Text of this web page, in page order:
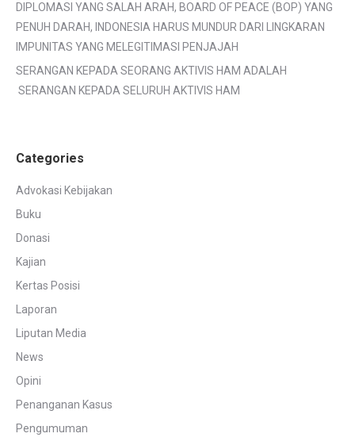
DIPLOMASI YANG SALAH ARAH, BOARD OF PEACE (BOP) YANG
PENUH DARAH, INDONESIA HARUS MUNDUR DARI LINGKARAN
IMPUNITAS YANG MELEGITIMASI PENJAJAH
SERANGAN KEPADA SEORANG AKTIVIS HAM ADALAH
SERANGAN KEPADA SELURUH AKTIVIS HAM
Categories
Advokasi Kebijakan
Buku
Donasi
Kajian
Kertas Posisi
Laporan
Liputan Media
News
Opini
Penanganan Kasus
Pengumuman